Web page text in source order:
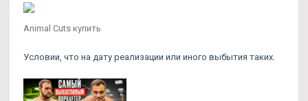
Animal Cuts купить
Условии, что на дату реализации или иного выбытия таких.